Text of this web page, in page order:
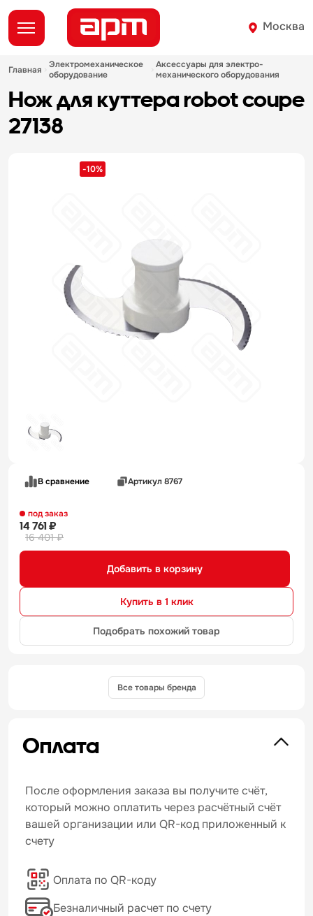
Москва
главная
электромеханическое
оборудование
аксессуары для электро-
механического оборудования
нож для куттера robot coupe
27138
-10%
В сравнение Артикул 8767
под заказ
14 761 ₽
16 401 ₽
Добавить в корзину
Купить в 1 клик
Подобрать похожий товар
Все товары бренда
Оплата
После оформления заказа вы получите счёт,
который можно оплатить через расчётный счёт
вашей организации или QR-код приложенный к
счету
Оплата по QR-коду
Безналичный расчет по счету